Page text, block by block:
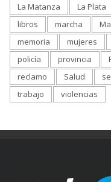
La Matanza
La Plata
libros
marcha
memoria
mujeres
policía
provincia
reclamo
Salud
trabajo
violencias